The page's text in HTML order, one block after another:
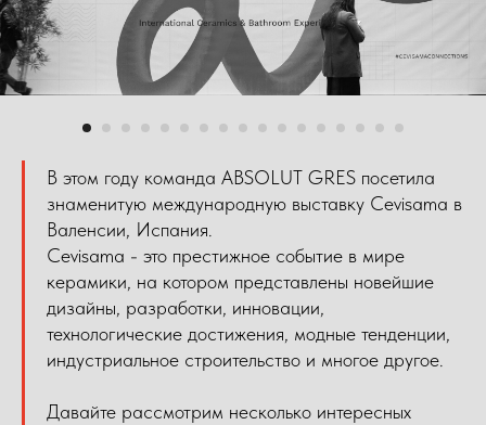
В этом году команда ABSOLUT GRES посетила
знаменитую международную выставку Cevisama в
Валенсии, Испания.
Cevisama - это престижное событие в мире
керамики, на котором представлены новейшие
дизайны, разработки, инновации,
технологические достижения, модные тенденции,
индустриальное строительство и многое другое.
Давайте рассмотрим несколько интересных